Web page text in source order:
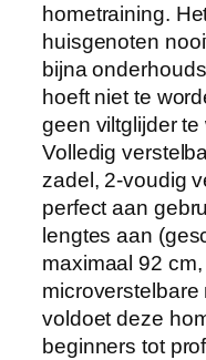
hometraining.
huisgenoten
bijna
hoeft niet te
geen viltglijder
Volledig
zadel, 2-voudig
perfect aan
lengtes aan
maximaal 92
microverstelbare
voldoet deze
beginners tot